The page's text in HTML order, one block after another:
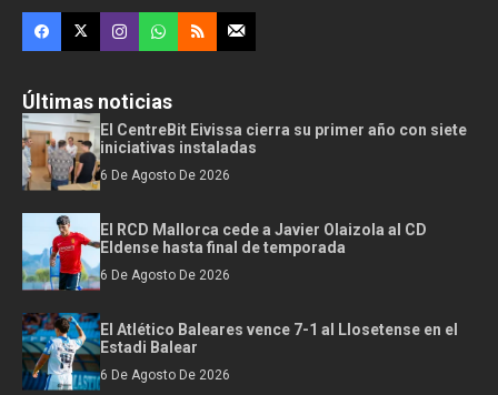
Últimas noticias
El CentreBit Eivissa cierra su primer año con siete
iniciativas instaladas
6 De Agosto De 2026
El RCD Mallorca cede a Javier Olaizola al CD
Eldense hasta final de temporada
6 De Agosto De 2026
El Atlético Baleares vence 7-1 al Llosetense en el
Estadi Balear
6 De Agosto De 2026